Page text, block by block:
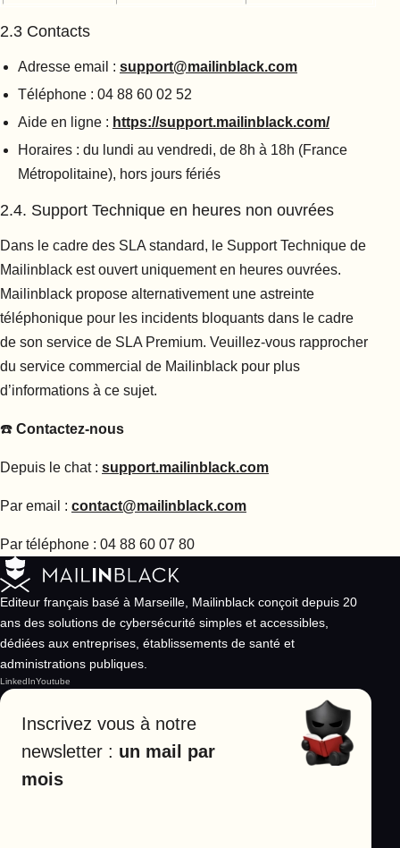
2.3 Contacts
Adresse email : support@mailinblack.com
Téléphone : 04 88 60 02 52
Aide en ligne : https://support.mailinblack.com/
Horaires : du lundi au vendredi, de 8h à 18h (France
Métropolitaine), hors jours fériés
2.4. Support Technique en heures non ouvrées
Dans le cadre des SLA standard, le Support Technique de
Mailinblack est ouvert uniquement en heures ouvrées.
Mailinblack propose alternativement une astreinte
téléphonique pour les incidents bloquants dans le cadre
de son service de SLA Premium. Veuillez-vous rapprocher
du service commercial de Mailinblack pour plus
d’informations à ce sujet.
☎️ Contactez-nous
Depuis le chat : support.mailinblack.com
Par email : contact@mailinblack.com
Par téléphone : 04 88 60 07 80
Editeur français basé à Marseille, Mailinblack conçoit depuis 20
ans des solutions de cybersécurité simples et accessibles,
dédiées aux entreprises, établissements de santé et
administrations publiques.
LinkedInYoutube
Inscrivez vous à notre
newsletter : un mail par
mois